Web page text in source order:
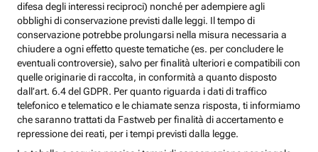
difesa degli interessi reciproci) nonché per adempiere agli
obblighi di conservazione previsti dalle leggi. Il tempo di
conservazione potrebbe prolungarsi nella misura necessaria a
chiudere a ogni effetto queste tematiche (es. per concludere le
eventuali controversie), salvo per finalità ulteriori e compatibili con
quelle originarie di raccolta, in conformità a quanto disposto
dall’art. 6.4 del GDPR. Per quanto riguarda i dati di traffico
telefonico e telematico e le chiamate senza risposta, ti informiamo
che saranno trattati da Fastweb per finalità di accertamento e
repressione dei reati, per i tempi previsti dalla legge.